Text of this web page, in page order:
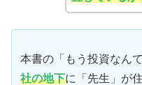
本書の「もう投資なん
社の地下に「先生」が